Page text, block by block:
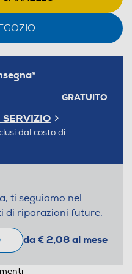
GRATUITO
dal costo di
ti seguiamo nel
di riparazioni future.
da € 2,08 al mese